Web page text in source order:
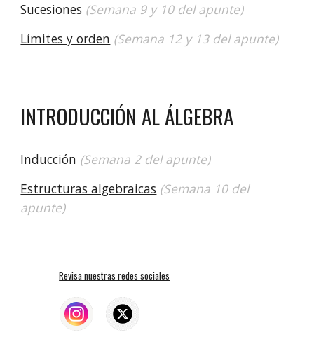
Sucesiones (Semana 9 y 10 del apunte)
Límites y orden (Semana 12 y 13 del apunte)
INTRODUCCIÓN ALÁLGEBRA
Inducción (Semana 2 del apunte)
Estructuras algebraicas (Semana 10 del
apunte)
Revisa nuestras redes sociales